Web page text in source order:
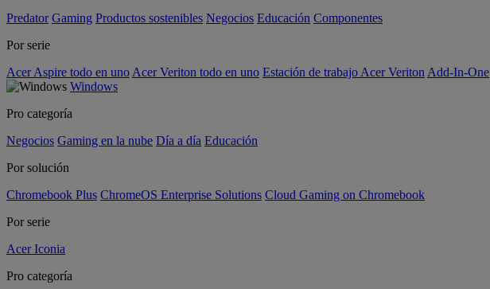
Predator Gaming Productos sostenibles Negocios Educación Componentes
Por serie
Acer Aspire todo en uno Acer Veriton todo en uno Estación de trabajo Acer Veriton Add-In-One
Windows
Pro categoría
Negocios Gaming en la nube Día a día Educación
Por solución
Chromebook Plus ChromeOS Enterprise Solutions Cloud Gaming on Chromebook
Por serie
Acer Iconia
Pro categoría